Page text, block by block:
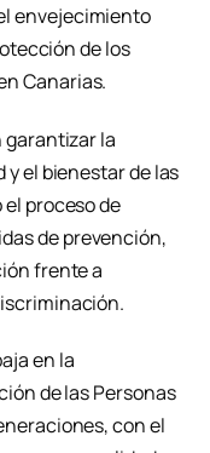
envejecimiento
de los
Canarias.
garantizar la
el bienestar de las
el proceso de
de prevención,
frente a
en la
de las Personas
con el